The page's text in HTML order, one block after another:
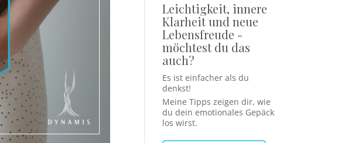
Leichtigkeit, innere
Klarheit und neue
Lebensfreude -
möchtest du das
auch?
Es ist einfacher als du
denkst!
Meine Tipps zeigen dir, wie
du dein emotionales Gepäck
los wirst.